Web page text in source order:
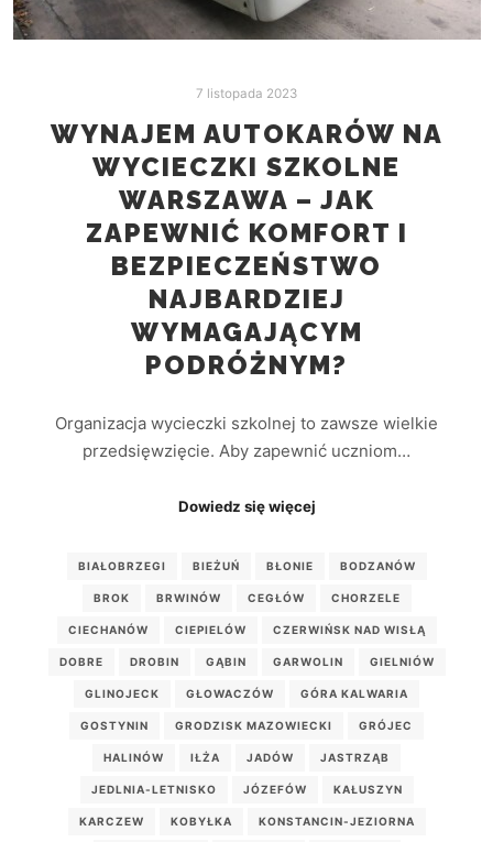
7 listopada 2023
WYNAJEM AUTOKARÓW NA
WYCIECZKI SZKOLNE
WARSZAWA – JAK
ZAPEWNIĆ KOMFORT I
BEZPIECZEŃSTWO
NAJBARDZIEJ
WYMAGAJĄCYM
PODRÓŻNYM?
Organizacja wycieczki szkolnej to zawsze wielkie
przedsięwzięcie. Aby zapewnić uczniom…
Dowiedz się więcej
BIAŁOBRZEGI BIEŻUŃ BŁONIE BODZANÓW
BROK BRWINÓW CEGŁÓW CHORZELE
CIECHANÓW CIEPIELÓW CZERWIŃSK NAD WISŁĄ
DOBRE DROBIN GĄBIN GARWOLIN GIELNIÓW
GLINOJECK GŁOWACZÓW GÓRA KALWARIA
GOSTYNIN GRODZISK MAZOWIECKI GRÓJEC
HALINÓW IŁŻA JADÓW JASTRZĄB
JEDLNIA-LETNISKO JÓZEFÓW KAŁUSZYN
KARCZEW KOBYŁKA KONSTANCIN-JEZIORNA